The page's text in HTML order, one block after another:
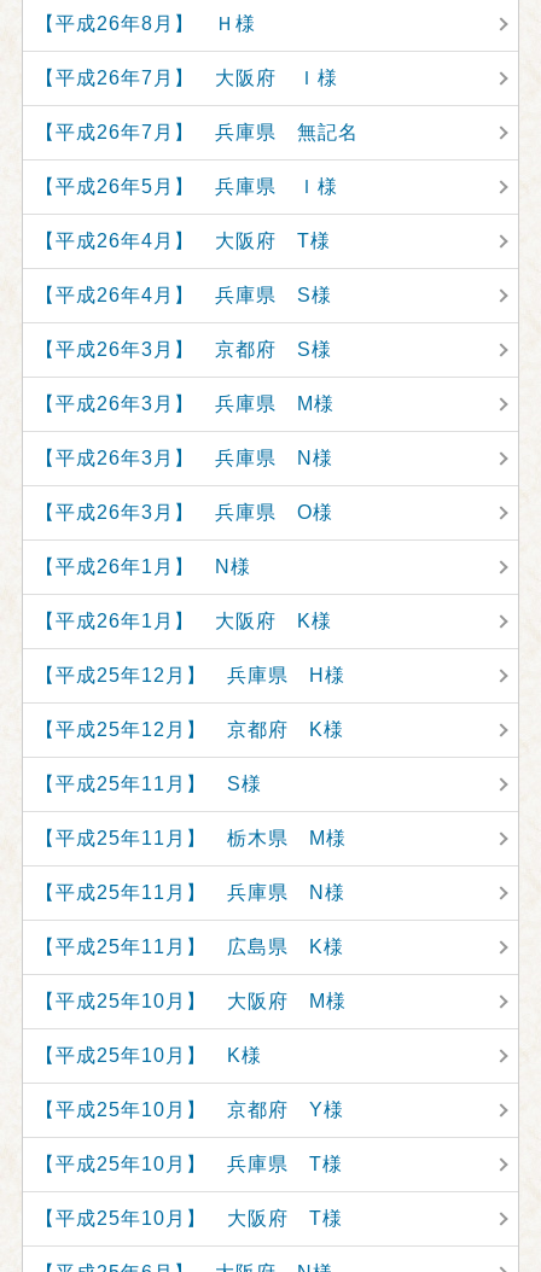
【平成26年8月】 Ｈ様
【平成26年7月】 大阪府 Ｉ様
【平成26年7月】 兵庫県 無記名
【平成26年5月】 兵庫県 Ｉ様
【平成26年4月】 大阪府 T様
【平成26年4月】 兵庫県 S様
【平成26年3月】 京都府 S様
【平成26年3月】 兵庫県 M様
【平成26年3月】 兵庫県 N様
【平成26年3月】 兵庫県 O様
【平成26年1月】 N様
【平成26年1月】 大阪府 K様
【平成25年12月】 兵庫県 H様
【平成25年12月】 京都府 K様
【平成25年11月】 S様
【平成25年11月】 栃木県 M様
【平成25年11月】 兵庫県 N様
【平成25年11月】 広島県 K様
【平成25年10月】 大阪府 M様
【平成25年10月】 K様
【平成25年10月】 京都府 Y様
【平成25年10月】 兵庫県 T様
【平成25年10月】 大阪府 T様